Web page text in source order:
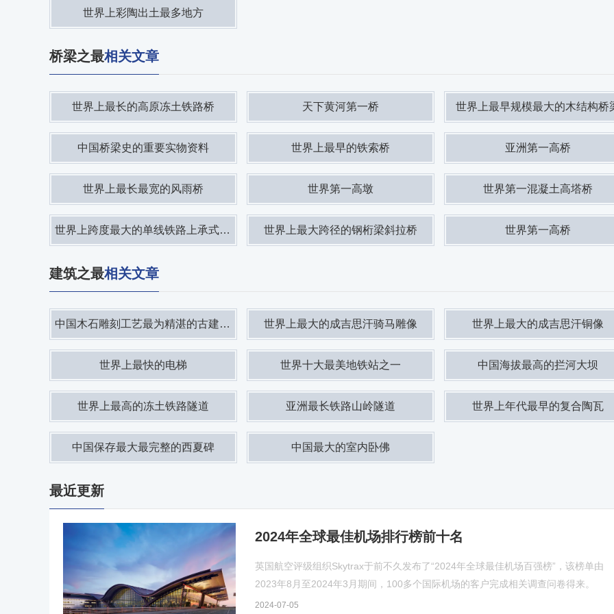
世界上彩陶出土最多地方
桥梁之最相关文章
世界上最长的高原冻土铁路桥 天下黄河第一桥 世界上最早规模最大的木结构桥
中国桥梁史的重要实物资料 世界上最早的铁索桥 亚洲第一高桥
世界上最长最宽的风雨桥 世界第一高墩 世界第一混凝土高塔桥
世界上跨度最大的单线铁路上承式钢桁拱桥 世界上最大跨径的钢桁梁斜拉桥 世界第一高桥
建筑之最相关文章
中国木石雕刻工艺最为精湛的古建筑群 世界上最大的成吉思汗骑马雕像 世界上最大的成吉思汗铜像
世界上最快的电梯 世界十大最美地铁站之一 中国海拔最高的拦河大坝
世界上最高的冻土铁路隧道 亚洲最长铁路山岭隧道 世界上年代最早的复合陶瓦
中国保存最大最完整的西夏碑 中国最大的室内卧佛
最近更新
2024年全球最佳机场排行榜前十名
英国航空评级组织Skytrax于前不久发布了“2024年全球最佳机场百强榜”，该榜单由
2023年8月至2024年3月期间，100多个国际机场的客户完成相关调查问卷得来。
2024-07-05